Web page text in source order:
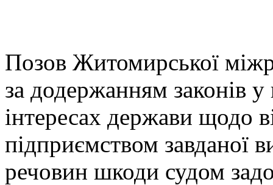
Позов Житомирської
за додержанням законів
інтересах держави щодо
підприємством завданої
речовин шкоди судом